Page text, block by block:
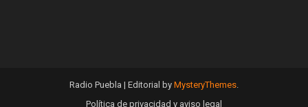
Radio Puebla | Editorial by MysteryThemes
Política de privacidad y aviso legal